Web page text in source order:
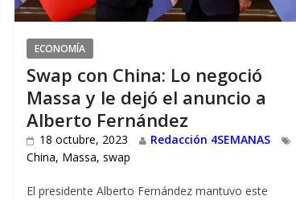
ECONOMÍA
Swap con China: Lo negoció
Massa y le dejó el anuncio a
Alberto Fernández
18 octubre, 2023
Redacción 4SEMANAS
China, Massa,swap
El presidente Alberto Fernández mantuvo este